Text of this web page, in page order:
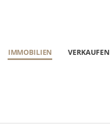
IMMOBILIEN VERKAUFEN